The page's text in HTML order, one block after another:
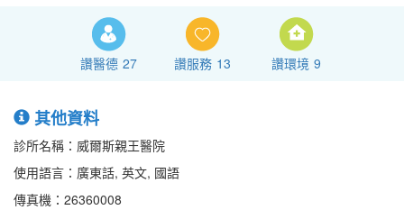
讚醫德 27 讚服務 13 讚環境 9
其他資料
診所名稱：威爾斯親王醫院
使用語言：廣東話, 英文, 國語
傳真機：26360008